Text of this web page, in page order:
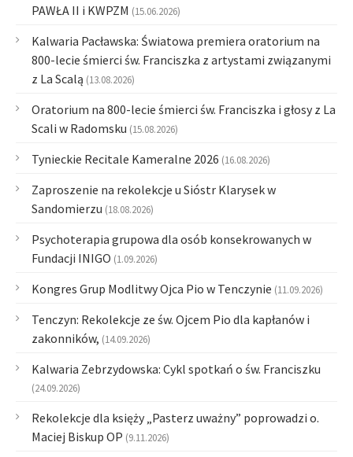
PAWŁA II i KWPZM (15.06.2026)
Kalwaria Pacławska: Światowa premiera oratorium na
800-lecie śmierci św. Franciszka z artystami związanymi
z La Scalą (13.08.2026)
Oratorium na 800-lecie śmierci św. Franciszka i głosy z La
Scali w Radomsku (15.08.2026)
Tynieckie Recitale Kameralne 2026 (16.08.2026)
Zaproszenie na rekolekcje u Sióstr Klarysek w
Sandomierzu (18.08.2026)
Psychoterapia grupowa dla osób konsekrowanych w
Fundacji INIGO (1.09.2026)
Kongres Grup Modlitwy Ojca Pio w Tenczynie (11.09.2026)
Tenczyn: Rekolekcje ze św. Ojcem Pio dla kapłanów i
zakonników, (14.09.2026)
Kalwaria Zebrzydowska: Cykl spotkań o św. Franciszku
(24.09.2026)
Rekolekcje dla księży „Pasterz uważny” poprowadzi o.
Maciej Biskup OP (9.11.2026)